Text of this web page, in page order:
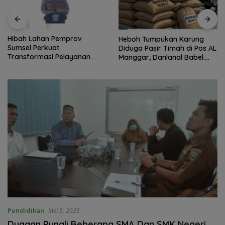
Hibah Lahan Pemprov
Sumsel Perkuat
Transformasi Pelayanan
Heboh Tumpukan Karung
Diduga Pasir Timah di Pos AL
Manggar, Danlanal Babel:
Pendidikan Mei 5, 2025